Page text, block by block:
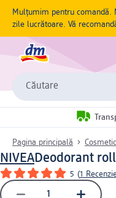
Mulțumim pentru comandă.
zile lucrătoare. Vă
Căutare
Pagina principală
NIVEADeodorant
5 (1